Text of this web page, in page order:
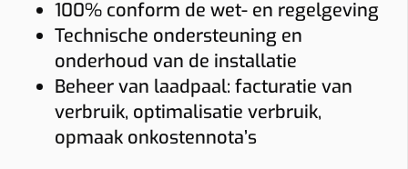
100% conform de wet- en regelgeving
Technische ondersteuning en
onderhoud van de installatie
Beheer van laadpaal: facturatie van
verbruik, optimalisatie verbruik,
opmaak onkostennota’s